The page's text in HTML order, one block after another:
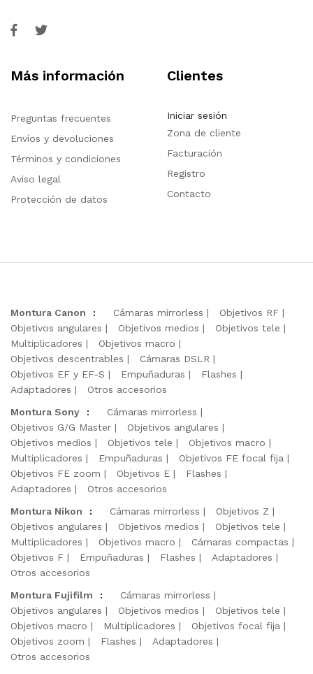
Más información
Preguntas frecuentes
Envíos y devoluciones
Términos y condiciones
Aviso legal
Protección de datos
Clientes
Iniciar sesión
Zona de cliente
Facturación
Registro
Contacto
Montura Canon : Cámaras mirrorless
Objetivos RF
Objetivos angulares
Objetivos medios
Objetivos tele
Multiplicadores
Objetivos macro
Objetivos descentrables
Cámaras DSLR
Objetivos EF y EF-S
Empuñaduras
Flashes
Adaptadores
Otros accesorios
Montura Sony
:
Cámaras mirrorless
Objetivos G/G Master
Objetivos angulares
Objetivos medios
Objetivos tele
Objetivos macro
Multiplicadores
Empuñaduras
Objetivos FE focal fija
Objetivos FE zoom
Objetivos E
Flashes
Adaptadores
Otros accesorios
Montura Nikon
: Cámaras mirrorless
Objetivos Z
Objetivos angulares
Objetivos medios
Objetivos tele
Multiplicadores
Objetivos macro
Cámaras compactas
Objetivos F
Empuñaduras Flashes
Adaptadores
Otros accesorios
Montura Fujifilm
:
Cámaras mirrorless
Objetivos angulares
Objetivos medios
Objetivos tele
Objetivos macro
Multiplicadores
Objetivos focal fija
Objetivos zoom
Flashes
Adaptadores
Otros accesorios